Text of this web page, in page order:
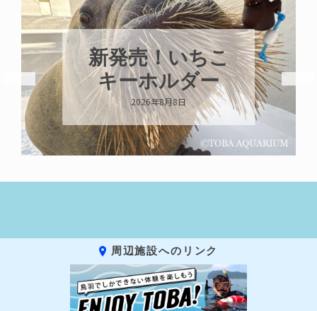
新発売！いちこ
キーホルダー
2026年8月8日
周辺施設へのリンク